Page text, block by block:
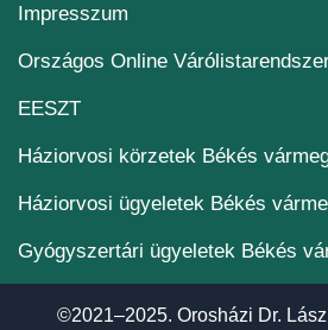
Impresszum
Országos Online
EESZT(új ablakban nyílik meg)
Háziorvosi körzetek Békés
Háziorvosi ügyeletek Békés
Gyógyszertári ügyeletek Békés
©2021–2025. Orosházi Dr.